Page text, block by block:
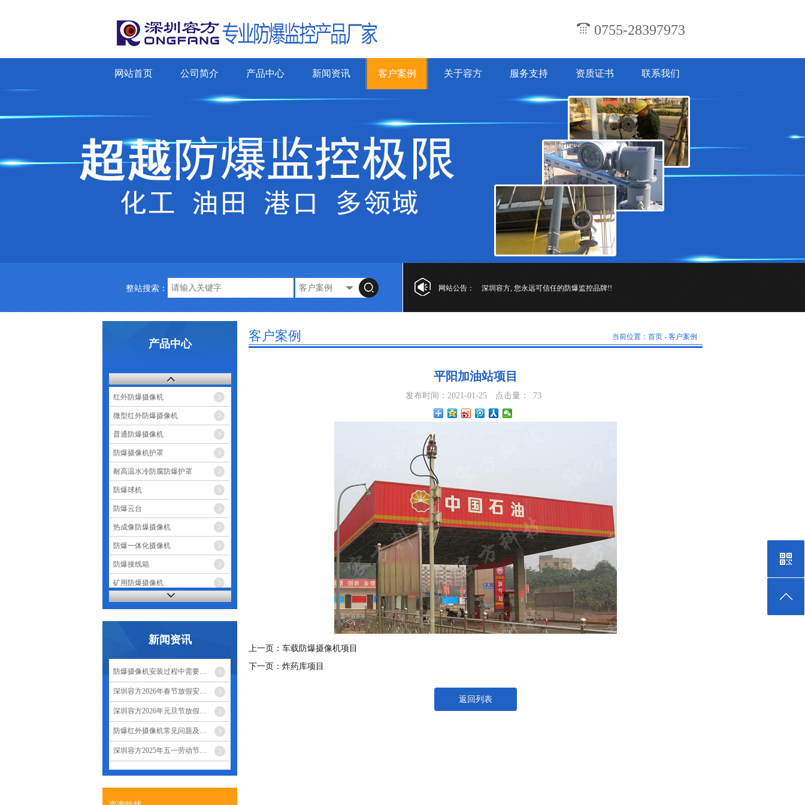
0755-28397973
网站首页 公司简介 产品中心 新闻资讯 客户案例 关于容方 服务支持 资质证书 联系我们
整站搜索： 网站公告：深圳容方, 您永远可信任的防爆监控品牌!!
产品中心
红外防爆摄像机
微型红外防爆摄像机
普通防爆摄像机
防爆摄像机护罩
耐高温水冷防腐防爆护罩
防爆球机
防爆云台
热成像防爆摄像机
防爆一体化摄像机
防爆接线箱
矿用防爆摄像机
无感加油支付系统
防爆监控辅助设备
新闻资讯
防爆摄像机安装过程中需要…
深圳容方2026年春节放假安…
深圳容方2026年元旦节放假…
防爆红外摄像机常见问题及…
深圳容方2025年五一劳动节…
客户案例 当前位置： 首页 - 客户案例
平阳加油站项目
发布时间：2021-01-25 点击量： 73
上一页： 车载防爆摄像机项目
下一页： 炸药库项目
返回列表